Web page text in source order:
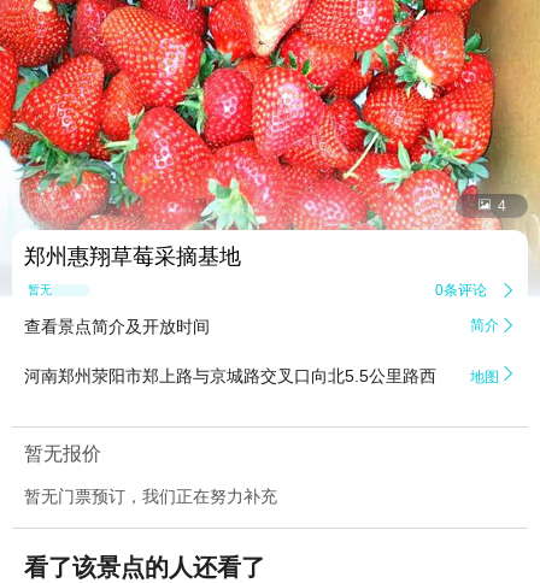
 4
郑州惠翔草莓采摘基地
暂无点评 0条评论 
查看景点简介及开放时间 简介 
河南郑州荥阳市郑上路与京城路交叉口向北5.5公里路西 地图 
暂无报价
暂无门票预订，我们正在努力补充
看了该景点的人还看了
